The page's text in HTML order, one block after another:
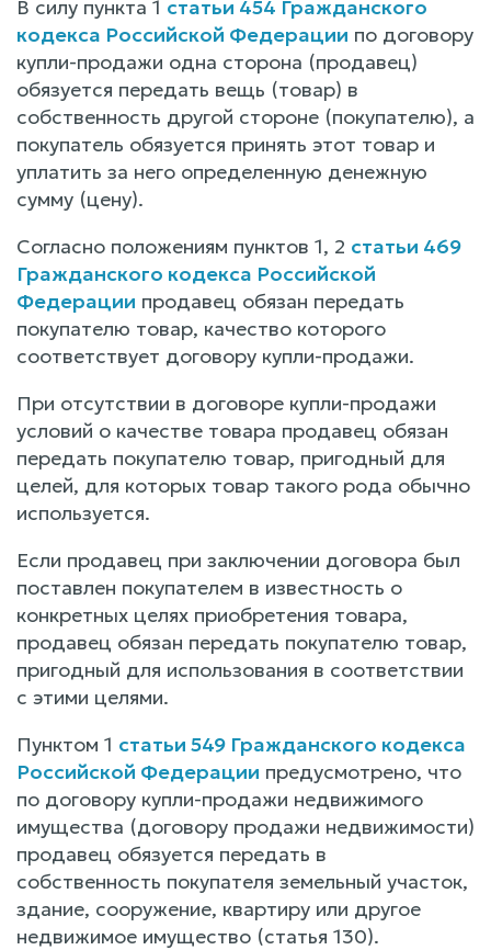
В силу пункта 1 статьи 454 Гражданского
кодекса Российской Федерации по договору
купли-продажи одна сторона (продавец)
обязуется передать вещь (товар) в
собственность другой стороне (покупателю), а
покупатель обязуется принять этот товар и
уплатить за него определенную денежную
сумму (цену).
Согласно положениям пунктов 1, 2 статьи 469
Гражданского кодекса Российской
Федерации продавец обязан передать
покупателю товар, качество которого
соответствует договору купли-продажи.
При отсутствии в договоре купли-продажи
условий о качестве товара продавец обязан
передать покупателю товар, пригодный для
целей, для которых товар такого рода обычно
используется.
Если продавец при заключении договора был
поставлен покупателем в известность о
конкретных целях приобретения товара,
продавец обязан передать покупателю товар,
пригодный для использования в соответствии
с этими целями.
Пунктом 1 статьи 549 Гражданского кодекса
Российской Федерации предусмотрено, что
по договору купли-продажи недвижимого
имущества (договору продажи недвижимости)
продавец обязуется передать в
собственность покупателя земельный участок,
здание, сооружение, квартиру или другое
недвижимое имущество (статья 130).